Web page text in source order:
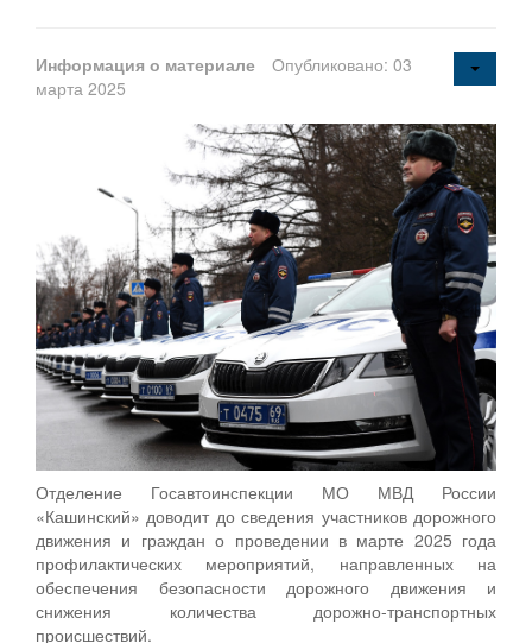
Информация о материале
Опубликовано: 03
марта 2025
Отделение Госавтоинспекции МО МВД России
«Кашинский» доводит до сведения участников дорожного
движения и граждан о проведении в марте 2025 года
профилактических мероприятий, направленных на
обеспечения безопасности дорожного движения и
снижения количества дорожно-транспортных
происшествий.